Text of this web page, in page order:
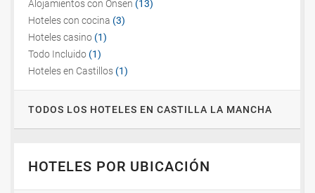
Alojamientos con Onsen (13)
Hoteles con cocina (3)
Hoteles casino (1)
Todo Incluido (1)
Hoteles en Castillos (1)
TODOS LOS HOTELES EN CASTILLA LA MANCHA
HOTELES POR UBICACIÓN